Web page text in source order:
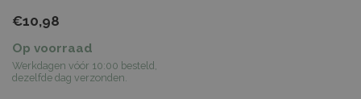
€10,98
Op voorraad
Werkdagen vóór 10:00 besteld,
dezelfde dag verzonden.